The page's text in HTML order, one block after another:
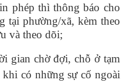
phép thì thông báo cho
tại phường/xã, kèm theo
và theo dõi;
gian chờ đợi, chỗ ở tạm
có những sự cố ngoài